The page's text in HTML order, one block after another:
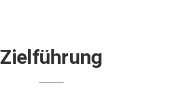
Zielführung